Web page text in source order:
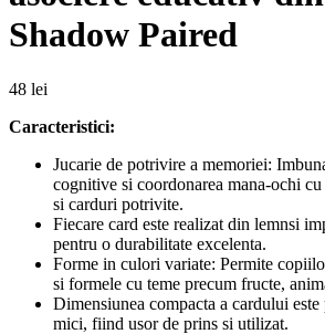
Shadow Paired
48 lei
Caracteristici:
Jucarie de potrivire a memoriei:
cognitive si coordonarea mana-ochi
si carduri potrivite.
Fiecare card este realizat din lemnsi
pentru o durabilitate excelenta.
Forme in culori variate: Permite
si formele cu teme precum fructe,
Dimensiunea compacta a cardului
mici, fiind usor de prins si utilizat.